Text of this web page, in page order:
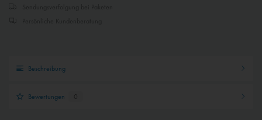
Beschreibung
Bewertungen 0